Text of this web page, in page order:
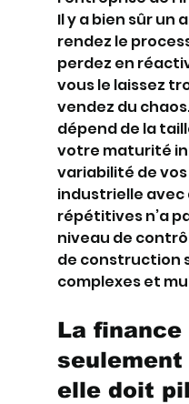
Il y a bien sûr un
rendez le
perdez en
vous le laissez
vendez du
dépend de la
votre maturité
variabilité de vos
industrielle avec
répétitives n’a
niveau de
de construction
complexes et
La
seulement
elle doit